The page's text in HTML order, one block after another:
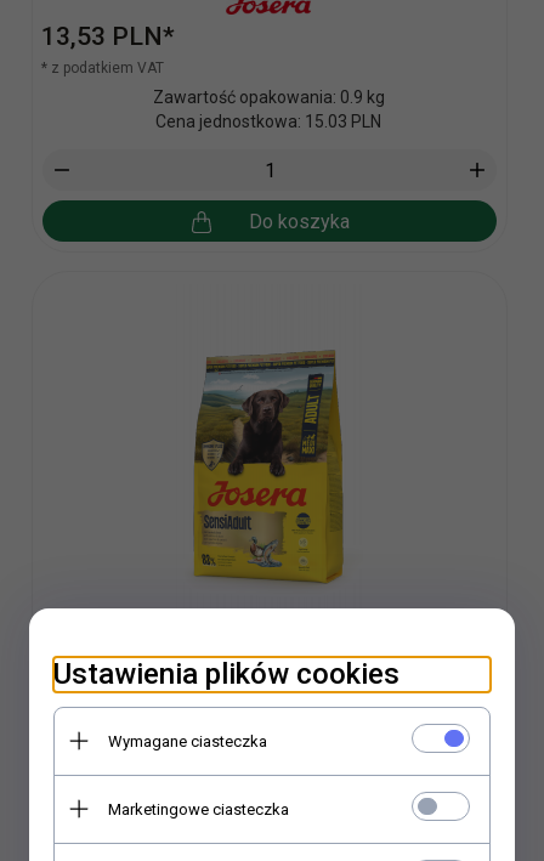
13,53 PLN*
* z podatkiem VAT
Zawartość opakowania: 0.9 kg
Cena jednostkowa: 15.03 PLN
Do koszyka
Josera Medi/Maxi SensiAdult 900g
* z podatkiem VAT
Zawartość opakowania: 0.9 kg
Cena jednostkowa: 15.12 PLN
Ustawienia plików cookies
Wymagane ciasteczka
Marketingowe ciasteczka